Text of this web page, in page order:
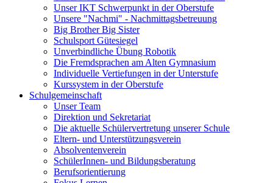
Unser IKT Schwerpunkt in der Oberstufe
Unsere "Nachmi" - Nachmittagsbetreuung
Big Brother Big Sister
Schulsport Gütesiegel
Unverbindliche Übung Robotik
Die Fremdsprachen am Alten Gymnasium
Individuelle Vertiefungen in der Unterstufe
Kurssystem in der Oberstufe
Schulgemeinschaft
Unser Team
Direktion und Sekretariat
Die aktuelle Schülervertretung unserer Schule
Eltern- und Unterstützungsverein
Absolventenverein
SchülerInnen- und Bildungsberatung
Berufsorientierung